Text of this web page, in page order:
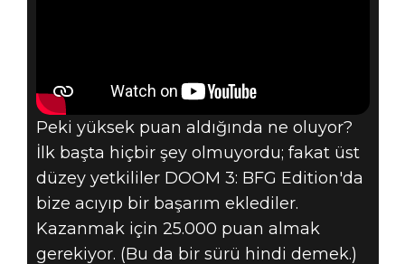
Peki yüksek puan aldığında ne oluyor?
İlk başta hiçbir şey olmuyordu; fakat üst
düzey yetkililer DOOM 3: BFG Edition'da
bize acıyıp bir başarım eklediler.
Kazanmak için 25.000 puan almak
gerekiyor. (Bu da bir sürü hindi demek.)